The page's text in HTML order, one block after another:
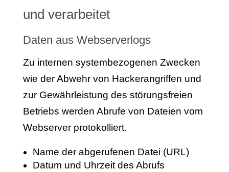
und verarbeitet
Daten aus Webserverlogs
Zu internen systembezogenen Zwecken
wie der Abwehr von Hackerangriffen und
zur Gewährleistung des störungsfreien
Betriebs werden Abrufe von Dateien vom
Webserver protokolliert.
Name der abgerufenen Datei (URL)
Datum und Uhrzeit des Abrufs